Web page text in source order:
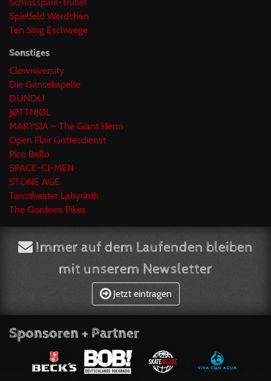
Spielfeld Werdchen
Ten Sing Eschwege
Sonstiges
Clowniversity
Die Gänsekapelle
DUNDU
JØTTNJØL
MARYSIA – The Giant Henn
Open Flair Gottesdienst
Pico Bello
SPACE-CI-MEN
STONE AGE
Tanztheater Labyrinth
The Gordons Pikes
Immer auf dem Laufenden bleiben
mit unserem Newsletter
Jetzt eintragen
Sponsoren + Partner